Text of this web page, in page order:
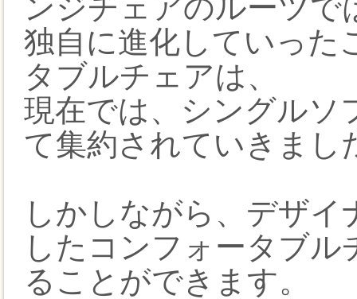
ンジチェアのルーツ
独自に進化していった
タブルチェアは、
現在では、シングルソ
て集約されていきまし
しかしながら、デザ
したコンフォータブ
ることができます。